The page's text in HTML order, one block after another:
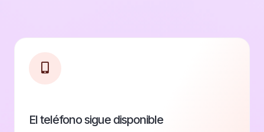
El teléfono sigue disponible